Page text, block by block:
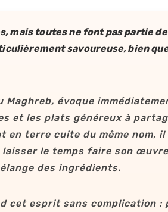
mais toutes ne font pas partie
savoureuse, bien
évoque
et les plats généreux à
en terre cuite du même nom, il
le temps faire son œuvre
des ingrédients.
cet esprit sans complication :